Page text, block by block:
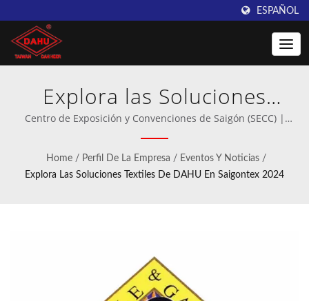
ESPAÑOL
Explora las Soluciones
Textiles de DAHU en
Saigontex 2024 | Descubre
máquinas de ganchillo de
Centro de Exposición y Convenciones de Saigón (SECC) |
Fabricante profesional de maquinaria de ganchillo y tejido de
urdimbre.
Home / Perfil De La Empresa / Eventos Y Noticias /
Explora Las Soluciones Textiles De DAHU En Saigontex 2024